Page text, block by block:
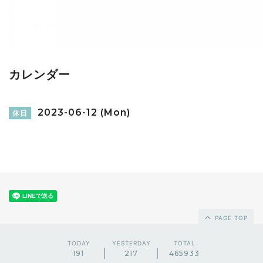
カレンダー
休日 2023-06-12 (Mon)
PAGE TOP
TODAY
191
YESTERDAY
217
TOTAL
465933